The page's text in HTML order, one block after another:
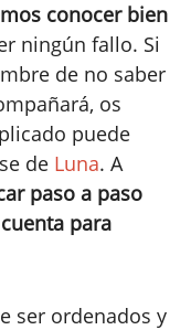
conocer bien
ningún fallo. Si
de no saber
os
puede
de Luna. A
paso a paso
para
ser ordenados y